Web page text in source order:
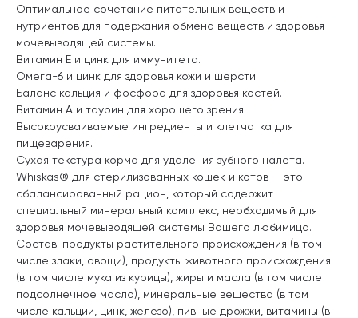
Оптимальное сочетание питательных веществ и
нутриентов для подержания обмена веществ и здоровья
мочевыводящей системы.
Витамин Е и цинк для иммунитета.
Омега-6 и цинк для здоровья кожи и шерсти.
Баланс кальция и фосфора для здоровья костей.
Витамин А и таурин для хорошего зрения.
Высокоусваиваемые ингредиенты и клетчатка для
пищеварения.
Сухая текстура корма для удаления зубного налета.
Whiskas® для стерилизованных кошек и котов — это
сбалансированный рацион, который содержит
специальный минеральный комплекс, необходимый для
здоровья мочевыводящей системы Вашего любимица.
Состав: продукты растительного происхождения (в том
числе злаки, овощи), продукты животного происхождения
(в том числе мука из курицы), жиры и масла (в том числе
подсолнечное масло), минеральные вещества (в том
числе кальций, цинк, железо), пивные дрожжи, витамины (в